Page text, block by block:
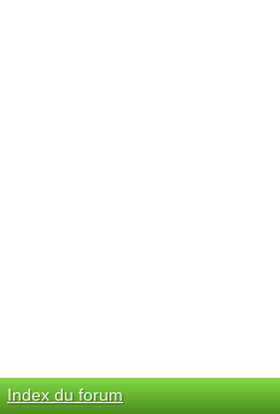
Index du forum